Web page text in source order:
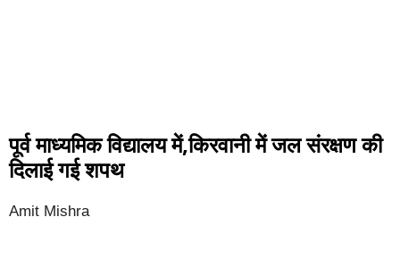
पूर्व माध्यमिक विद्यालय में,किरवानी में जल संरक्षण की
दिलाई गई शपथ
Amit Mishra